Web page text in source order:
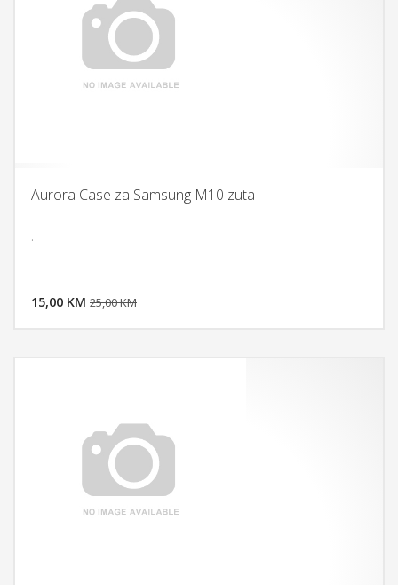
Aurora Case za Samsung M10 zuta
.
15,00 KM 25,00 KM